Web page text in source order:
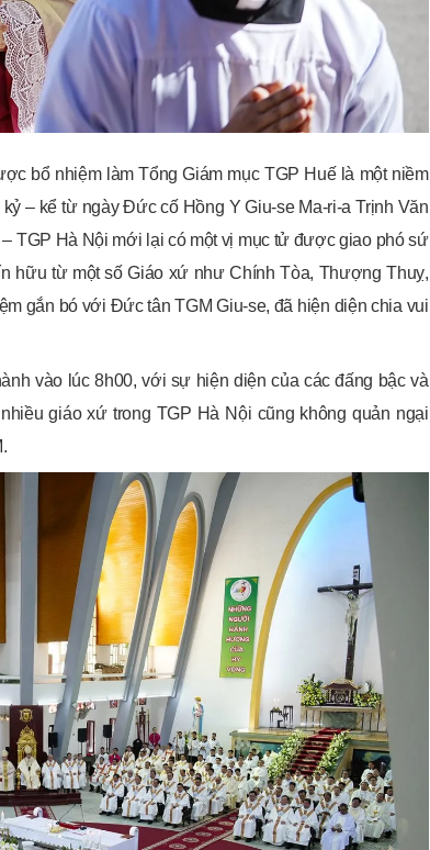
bổ nhiệm làm Tổng Giám mục TGP Huế là một niềm
– kể từ ngày Đức cố Hồng Y Giu-se Ma-ri-a Trịnh Văn
TGP Hà Nội mới lại có một vị mục tử được giao phó sứ
hữu từ một số Giáo xứ như Chính Tòa, Thượng Thuỵ,
gắn bó với Đức tân TGM Giu-se, đã hiện diện chia vui
vào lúc 8h00, với sự hiện diện của các đấng bậc và
giáo xứ trong TGP Hà Nội cũng không quản ngại